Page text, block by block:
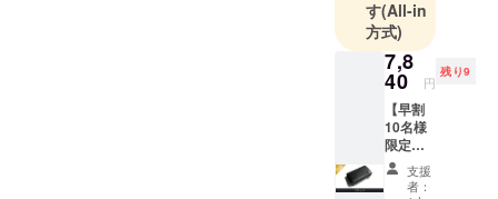
売、裁断加
工、革加
工、革製品
販売など幅
広く営業し
て参りまし
た。
す(All-in
方式)
7,8
40 円
残り9
【早割
10名様
限定】
Kururi
2.0(ブ
支援
者：